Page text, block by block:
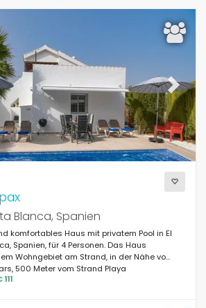
Next
Blanca, Spanien
komfortables Haus mit privatem Pool in El
Spanien, für 4 Personen. Das Haus
Wohngebiet am Strand, in der Nähe von
500 Meter vom Strand Playa
Meter vom Mittelmeer entfernt.
111